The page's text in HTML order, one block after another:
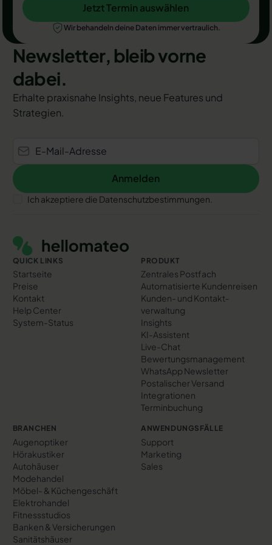
Jetzt Termin auswählen
Jetzt Termin auswählen
Wir behandeln deine Daten immer vertraulich.
Newsletter, bleib vorne
dabei.
Erhalte praxisnahe Insights, neue Features und
Strategien.
Anmelden
Anmelden
Ich akzeptiere die Datenschutzbestimmungen.
QUICK LINKS
Startseite
Preise
Kontakt
Help Center
System-Status
PRODUKT
Zentrales Postfach
Automatisierte Kundenreisen
Kunden- und Kontakt­
verwaltung
Insights
KI-Assistent
Live-Chat
Bewertungs­management
WhatsApp Newsletter
Postalischer Versand
Integrationen
Terminbuchung
BRANCHEN
Augenoptiker
Hörakustiker
Autohäuser
Modehandel
Möbel- & Küchengeschäft
Elektrohandel
Fitnessstudios
Banken & Versicherungen
Sanitätshäuser
ANWENDUNGSFÄLLE
Support
Marketing
Sales